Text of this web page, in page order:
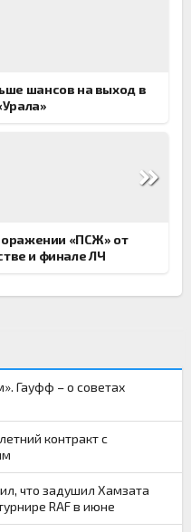
шансов на выход в
«ПСЖ» от
и финале ЛЧ
Гауфф – о советах
контракт с
что задушил Хамзата
RAF в июне